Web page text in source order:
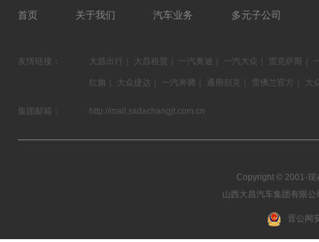
首页 关于我们 汽车业务 多元子公司
友情链接： 大昌出行 大昌租赁 一汽奥迪 一汽大众 雷克萨斯
红旗 大众捷达 一汽奔腾 通用别克 雪佛兰官方 大
集团邮箱： http://mail.sxdachangjt.com.cn
Copyright © 2001-现
山西大昌汽车集团有限
晋公网